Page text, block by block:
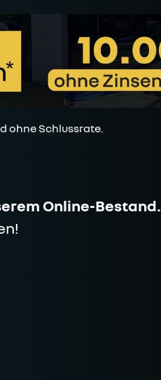
ohne Schlussrate.
Online-Bestand.